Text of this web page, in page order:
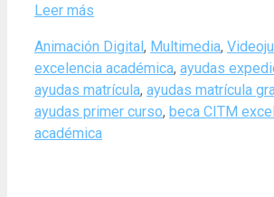
Leer más
Categories
Animación Digital, Multimedia,
excelencia académica, ayudas
ayudas matrícula, ayudas matrícula
ayudas primer curso, beca CITM
académica